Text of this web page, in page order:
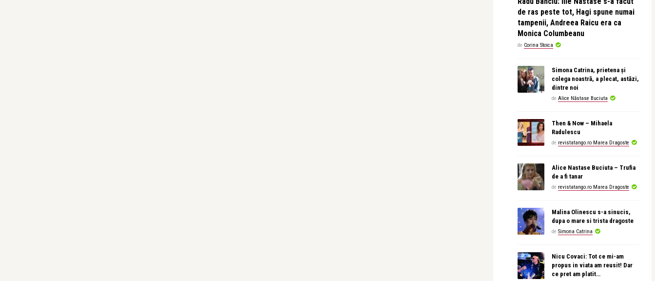
de ras peste tot, Hagi spune numai
tampenii, Andreea Raicu era ca
Monica Columbeanu
de Corina Stoica
Simona Catrina, prietena și
colega noastră, a plecat, astăzi,
dintre noi
de Alice Năstase Buciuta
Then & Now – Mihaela
Radulescu
de revistatango.ro Marea Dragoste
Alice Nastase Buciuta – Trufia
de a fi tanar
de revistatango.ro Marea Dragoste
Malina Olinescu s-a sinucis,
dupa o mare si trista dragoste
de Simona Catrina
Nicu Covaci: Tot ce mi-am
propus in viata am reusit! Dar
ce pret am platit…